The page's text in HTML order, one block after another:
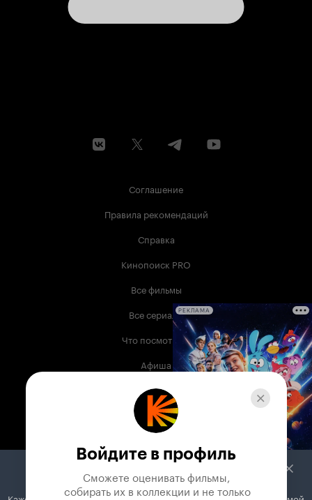
Соглашение
Правила рекомендаций
Справка
Кинопоиск PRO
Все фильмы
Все сериалы
Что посмотреть
Афиша
Музыка
Телепрограмма
Служба поддержки
РЕКЛАМА
Войдите в профиль
Сможете оценивать фильмы,
собирать их в коллекции и не только